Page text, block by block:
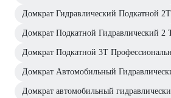
Домкрат Гидравлический Подкатной 2Т
Домкрат Подкатной Гидравлический 2
Домкрат Подкатной 3Т
Домкрат Автомобильный
Домкрат автомобильный